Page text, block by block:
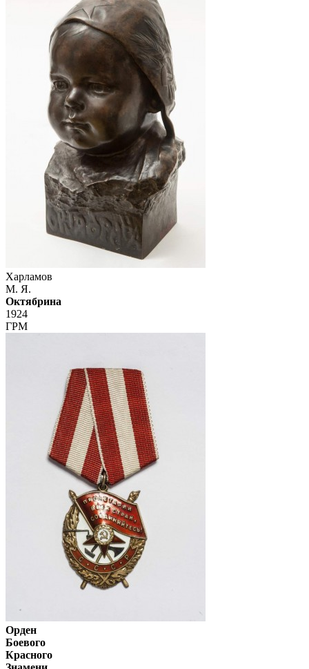
Харламов
М. Я.
Октябрина
1924
ГРМ
Орден
Боевого
Красного